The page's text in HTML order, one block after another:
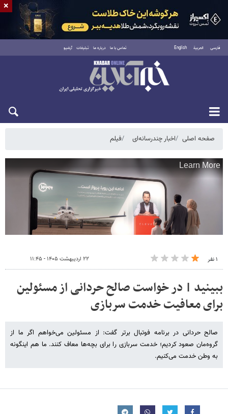
فارسی العربية English تماس با ما درباره ما تبلیغات آرشیو
پنجشنبه ۱۵ مرداد ۱۴۰۵
صفحه اصلی اخبار چندرسانه‌ای فیلم
۱ نفر ۲۲ اردیبهشت ۱۴۰۵ - ۱۱:۴۵
ببینید | در خواست صالح حردانی از مسئولین
برای معافیت خدمت سربازی
صالح حردانی در برنامه فوتبال برتر گفت: از مسئولین می‌خواهم اگر ما از
گروه‌مان صعود کردیم؛ خدمت سربازی را برای بچه‌ها معاف کنند. ما هم اینگونه
به وطن خدمت می‌کنیم.
×